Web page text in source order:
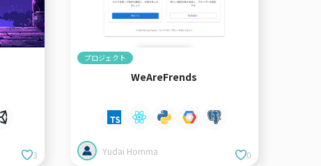
3
プロジェクト
WeAreFrends
Yudai Homma 0